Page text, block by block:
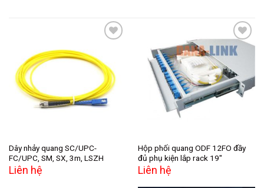
Add to
wishlist
Dây nhảy quang SC/UPC-
FC/UPC, SM, SX, 3m, LSZH
Liên hệ
Add to
wishlist
Hộp phối quang ODF 12FO đầy
đủ phụ kiện lắp rack 19″
Liên hệ